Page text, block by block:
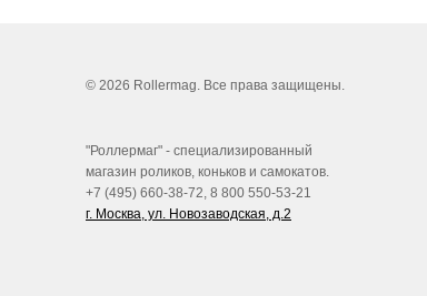
© 2026 Rollermag. Все права защищены.
"Роллермаг" - специализированный
магазин роликов, коньков и самокатов.
+7 (495) 660-38-72, 8 800 550-53-21
г. Москва, ул. Новозаводская, д.2